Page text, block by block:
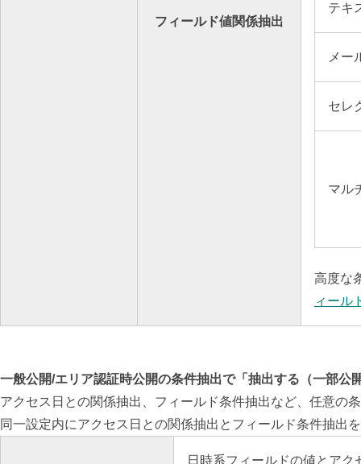
フィールド値関係抽出
テキ
メー
セレ
マル
高度な
ィール
一般公開/エリア認証時公開の条件抽出で「抽出する（一部公
アクセス日との関係抽出、フィールド条件抽出など、任意の
同一設定内にアクセス日との関係抽出とフィールド条件抽出
日時系フィールドの値とア